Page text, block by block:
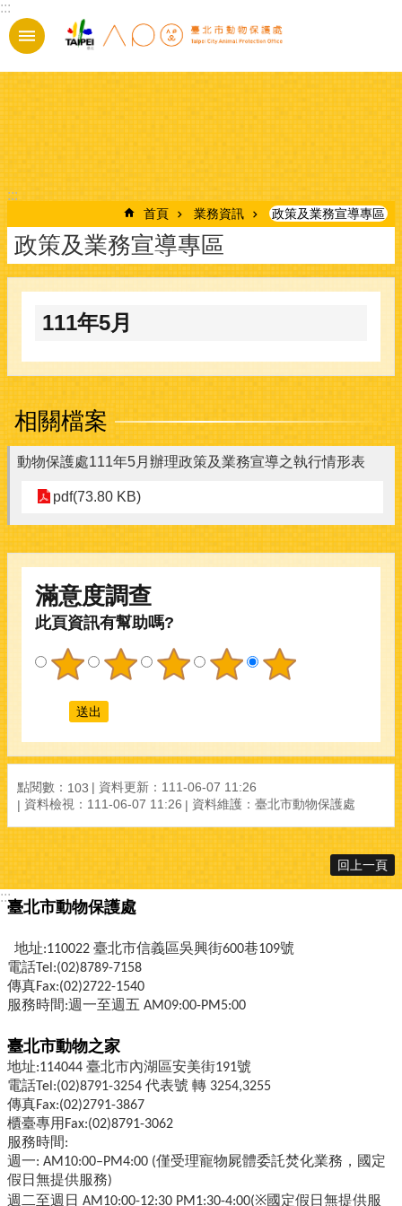
跳到主要內容區塊
:::
:::
首頁 業務資訊 政策及業務宣導專區
政策及業務宣導專區
111年5月
相關檔案
動物保護處111年5月辦理政策及業務宣導之執行情形表
pdf(73.80 KB)
滿意度調查
此頁資訊有幫助嗎?
點閱數： 103
資料更新：111-06-07 11:26
資料檢視：111-06-07 11:26
資料維護：臺北市動物保護處
回上一頁
:::
臺北市動物保護處
地址:110022 臺北市信義區吳興街600巷109號
電話Tel:(02)8789-7158
傳真Fax:(02)2722-1540
服務時間:週一至週五 AM09:00-PM5:00
臺北市動物之家
地址:114044 臺北市內湖區安美街191號
電話Tel:(02)8791-3254 代表號 轉 3254,3255
傳真Fax:(02)2791-3867
櫃臺專用Fax:(02)8791-3062
服務時間:
週一: AM10:00–PM4:00 (僅受理寵物屍體委託焚化業務，國定
假日無提供服務)
週二至週日 AM10:00-12:30 PM1:30-4:00(※國定假日無提供服